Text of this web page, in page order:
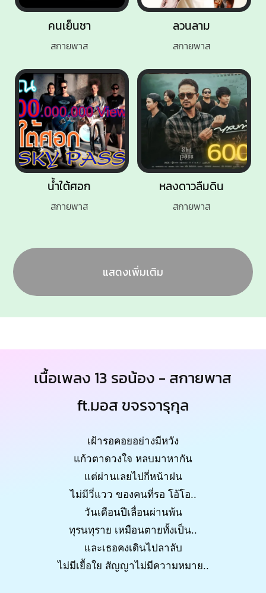
น้ำใต้ศอก
สกายพาส
คนเย็นชา
สกายพาส
หลงดาวลืมดิน
สกายพาส
ลวนลาม
สกายพาส
แสดงเพิ่มเติม
เนื้อเพลง 13 รอน้อง - สกายพาส
ft.มอส ขจรจารุกุล
เฝ้ารอคอยอย่างมีหวัง
แก้วตาดวงใจ หลบมาหากัน
แต่ผ่านเลยไปกี่หน้าฝน
ไม่มีวี่แวว ของคนที่รอ โอ้โอ..
วันเดือนปีเลื่อนผ่านพ้น
ทุรนทุราย เหมือนตายทั้งเป็น..
และเธอคงเดินไปลาลับ
ไม่มีเยื้อใย สัญญาไม่มีความหมาย..